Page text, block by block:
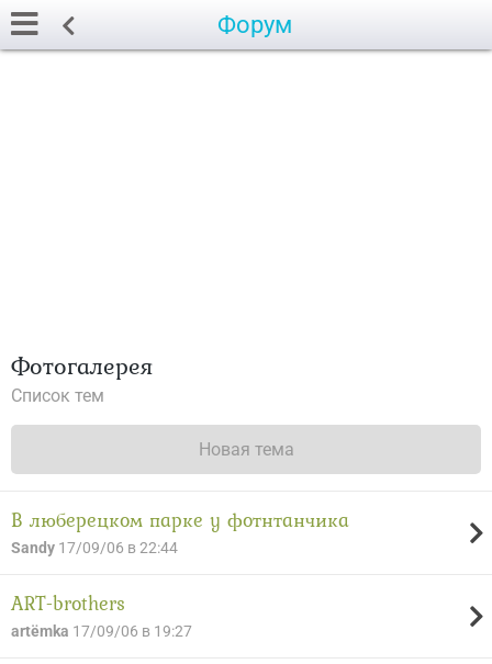
Форум
Фотогалерея
Список тем
Новая тема
В люберецком парке у фотнтанчика
Sandy 17/09/06 в 22:44
ART-brothers
artёmka 17/09/06 в 19:27